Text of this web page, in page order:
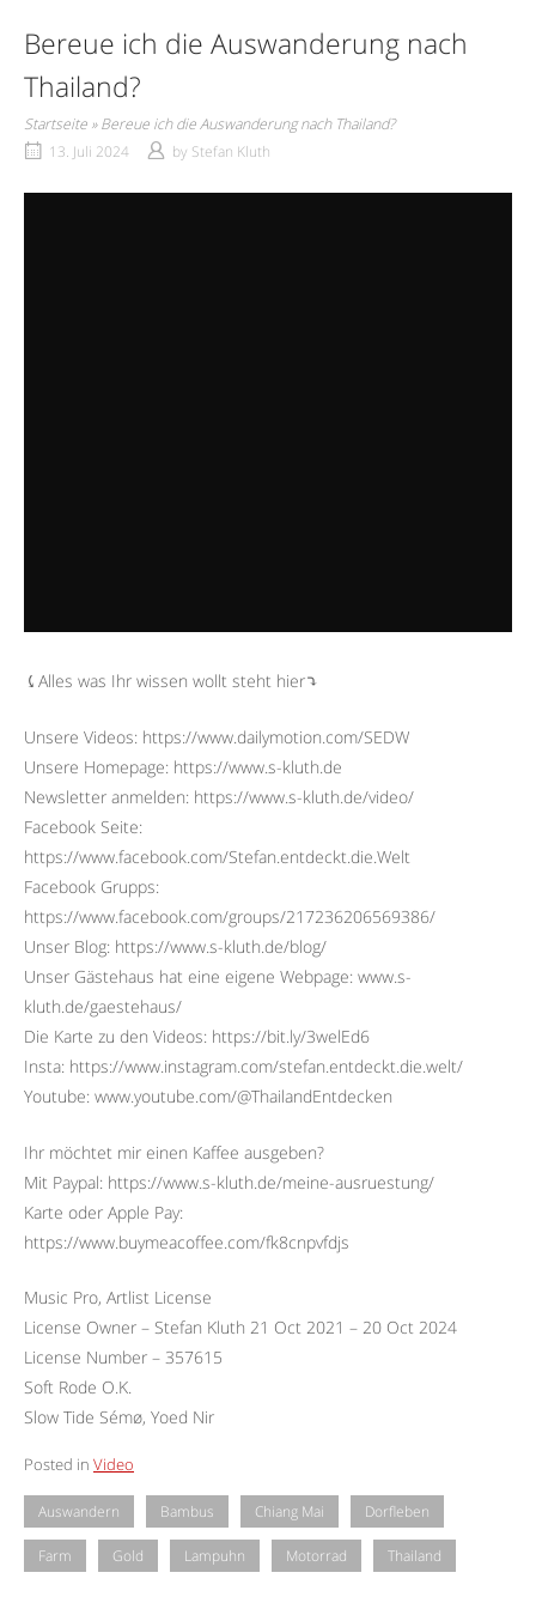
Bereue ich die Auswanderung nach
Thailand?
Startseite »Bereue ich die Auswanderung nach Thailand?
13. Juli 2024
by Stefan Kluth
⤹Alles was Ihr wissen wollt steht hier⤵︎
Unsere Videos: https://www.dailymotion.com/SEDW
Unsere Homepage: https://www.s-kluth.de
Newsletter anmelden: https://www.s-kluth.de/video/
Facebook Seite:
https://www.facebook.com/Stefan.entdeckt.die.Welt
Facebook Grupps:
https://www.facebook.com/groups/217236206569386/
Unser Blog: https://www.s-kluth.de/blog/
Unser Gästehaus hat eine eigene Webpage: www.s-
kluth.de/gaestehaus/
Die Karte zu den Videos: https://bit.ly/3welEd6
Insta: https://www.instagram.com/stefan.entdeckt.die.welt/
Youtube: www.youtube.com/@ThailandEntdecken
Ihr möchtet mir einen Kaffee ausgeben?
Mit Paypal: https://www.s-kluth.de/meine-ausruestung/
Karte oder Apple Pay:
https://www.buymeacoffee.com/fk8cnpvfdjs
Music Pro, Artlist License
License Owner – Stefan Kluth 21 Oct 2021 – 20 Oct 2024
License Number – 357615
Soft Rode O.K.
Slow Tide Sémø, Yoed Nir
Posted in Video
Auswandern Bambus Chiang Mai Dorfleben
Farm Gold Lampuhn Motorrad Thailand